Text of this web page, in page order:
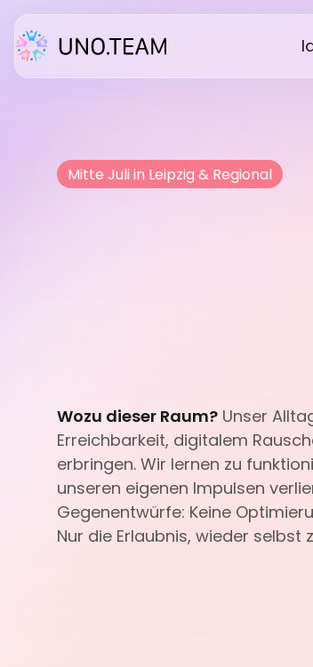
Mitte Juli in Leipzig & Regional
Wozu dieser Raum? Unser
Erreichbarkeit, digitalem
erbringen. Wir lernen zu
unseren eigenen Impulsen
Gegenentwürfe: Keine
Nur die Erlaubnis, wieder selbst